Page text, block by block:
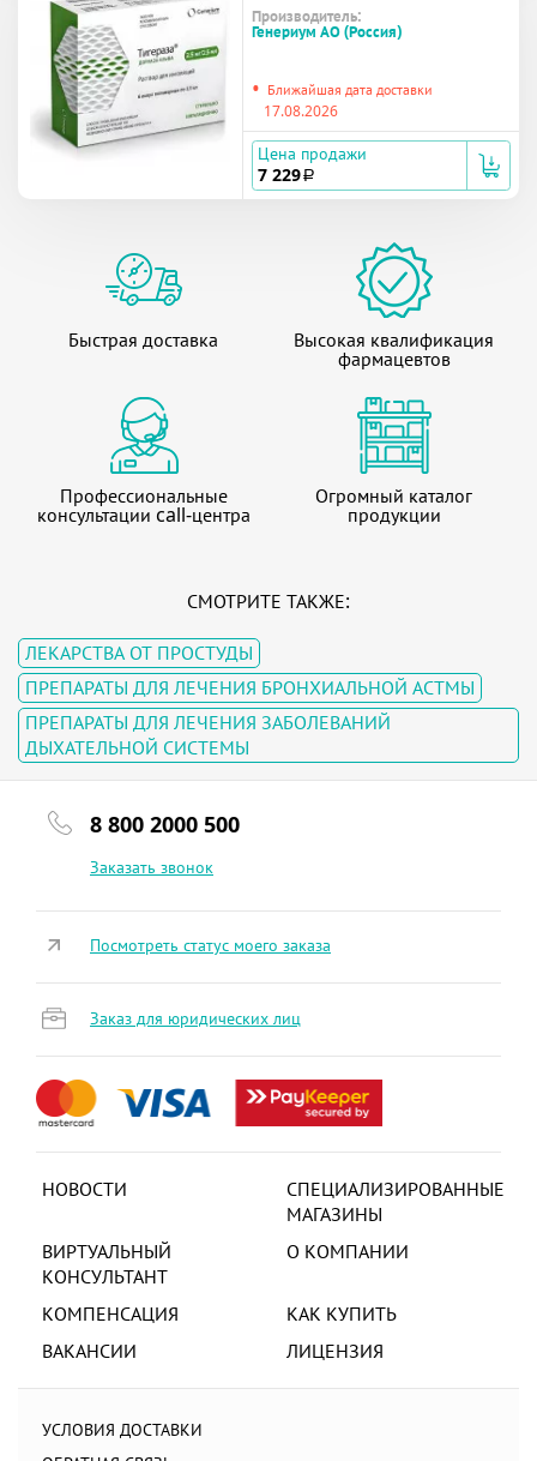
Производитель:
Генериум АО (Россия)
• Ближайшая дата доставки
17.08.2026
Цена продажи
7 229 a
Быстрая доставка Высокая квалификация
фармацевтов
Профессиональные
консультации call-центра
Огромный каталог
продукции
СМОТРИТЕ ТАКЖЕ:
ЛЕКАРСТВА ОТ ПРОСТУДЫ
ПРЕПАРАТЫ ДЛЯ ЛЕЧЕНИЯ БРОНХИАЛЬНОЙ АСТМЫ
ПРЕПАРАТЫ ДЛЯ ЛЕЧЕНИЯ ЗАБОЛЕВАНИЙ
ДЫХАТЕЛЬНОЙ СИСТЕМЫ
8 800 2000 500
Заказать звонок
НОВОСТИ
СПЕЦИАЛИЗИРОВАННЫЕ
МАГАЗИНЫ
ВИРТУАЛЬНЫЙ
КОНСУЛЬТАНТ
О КОМПАНИИ
КОМПЕНСАЦИЯ
КАК КУПИТЬ
ВАКАНСИИ
ЛИЦЕНЗИЯ
УСЛОВИЯ ДОСТАВКИ
Посмотреть статус моего заказа
Заказ для юридических лиц